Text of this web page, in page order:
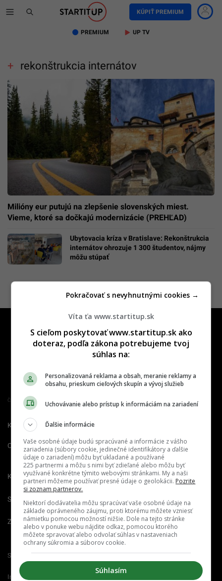
KÚPIŤ PREMIUM
PREMIUM UP TV
rekonštrukcia internátov
Milióny eur putujú na zlepšenie slovenských miest.
Vieme, ktoré sa dočkajú modernizácie (PREHĽAD)
Ubytovacia kríza v Bratislave: Rekonštrukcia
internátov ohrozuje 1 300 študentov, nájmy
môžu stúpať
Člen združenia IAB Slovakia
Kontakt Inzercia
O nás Redakcia
Nahlásiť
chybu
Kariéra
Spravovať notifikácie
Zrušiť predplatné
Startitup.sk Fontech.sk Odzadu.sk
Interez.sk
Víta ťa www.startitup.sk
S cieľom poskytovať www.startitup.sk ako
doteraz, podľa zákona potrebujeme tvoj
súhlas na:
Personalizovaná reklama a obsah, meranie reklamy a
obsahu, prieskum cieľových skupín a vývoj služieb
Uchovávanie alebo prístup k informáciám na zariadení
Ďalšie informácie
Vaše osobné údaje budú spracúvané a informácie z vášho
zariadenia (súbory cookie, jedinečné identifikátory a ďalšie
údaje o zariadení) môžu byť ukladané a používané
225 partnermi a môžu s nimi byť zdieľané alebo môžu byť
využívané konkrétne týmito webovými stránkami. My a naši
partneri môžeme používať presné údaje o geolokácii. Pozrite
si zoznam partnerov.
Niektorí dodávatelia môžu spracúvať vaše osobné údaje na
základe oprávneného záujmu, proti ktorému môžete vzniesť
námietku pomocou možností nižšie. Dole na tejto stránke
alebo v ponuke webu nájdite odkaz, pomocou ktorého
môžete spravovať alebo odvolať súhlas v nastaveniach
ochrany súkromia a súborov cookie.
Súhlasím
Pokračovať s nevyhnutnými cookies →